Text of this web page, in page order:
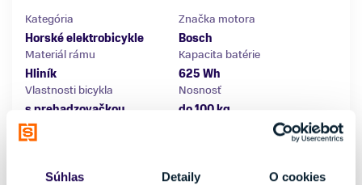
Súhlas Detaily O cookies
Kategória
Horské elektrobicykle
Značka motora
Bosch
Materiál rámu
Hliník
Kapacita batérie
625 Wh
Vlastnosti bicykla
s prehadzovačkou
Nosnosť
do 100 kg
Veľkosť